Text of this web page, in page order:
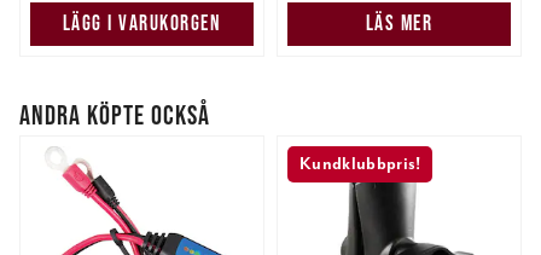
LÄGG I VARUKORGEN LÄS MER
ANDRA KÖPTE OCKSÅ
Kundklubbpris!